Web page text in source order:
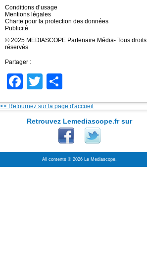
Conditions d’usage
Mentions légales
Charte pour la protection des données
Publicité
© 2025 MEDIASCOPE Partenaire Média- Tous droits
réservés
Partager :
Facebook
Twitter
<< Retournez sur la page d'accueil
Retrouvez Lemediascope.fr sur
All contents © 2026 Le Mediascope.